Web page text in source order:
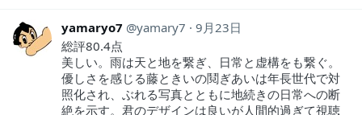
yamaryo7 yamary7
9月23日
総評80.4点
美しい。雨は天と地を繋ぎ、日常と虚構をも繋ぐ。
優しさを感じる藤ときいの鬩ぎあいは年長世代で対
照化され、ぶれる写真とともに地続きの日常への断
絶を示す。君のデザインは良いが人間的過ぎて視聴